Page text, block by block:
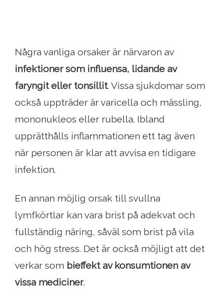
Några vanliga orsaker är närvaron av
infektioner som influensa, lidande av
faryngit eller tonsillit. Vissa sjukdomar som
också uppträder är varicella och mässling,
mononukleos eller rubella. Ibland
upprätthålls inflammationen ett tag även
när personen är klar att avvisa en tidigare
infektion.
En annan möjlig orsak till svullna
lymfkörtlar kan vara brist på adekvat och
fullständig näring, såväl som brist på vila
och hög stress. Det är också möjligt att det
verkar som bieffekt av konsumtionen av
vissa mediciner.